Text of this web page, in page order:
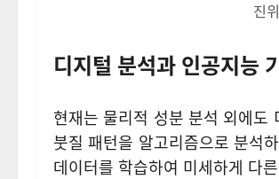
진
디지털 분석과 인공지능
현재는 물리적 성분 분석 외에도
붓질 패턴을 알고리즘으로 분석
데이터를 학습하여 미세하게 다